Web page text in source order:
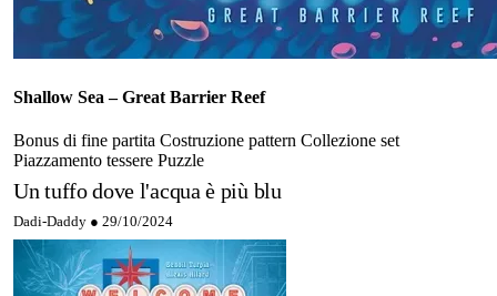
Shallow Sea – Great Barrier Reef
Bonus di fine partita Costruzione pattern Collezione set
Piazzamento tessere Puzzle
Un tuffo dove l'acqua è più blu
Dadi-Daddy ● 29/10/2024